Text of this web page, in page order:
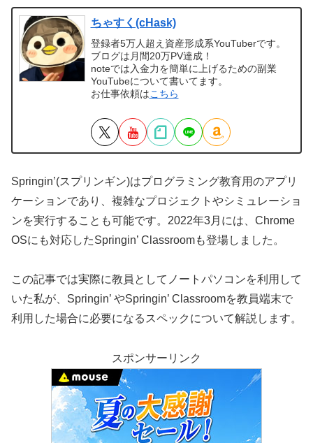
ちゃすく(cHask)
登録者5万人超え資産形成系YouTuberです。
ブログは月間20万PV達成！
noteでは入金力を簡単に上げるための副業
YouTubeについて書いてます。
お仕事依頼はこちら
Springin’(スプリンギン)はプログラミング教育用のアプリ
ケーションであり、複雑なプロジェクトやシミュレーショ
ンを実行することも可能です。2022年3月には、Chrome
OSにも対応したSpringin’ Classroomも登場しました。
この記事では実際に教員としてノートパソコンを利用して
いた私が、Springin’ やSpringin’ Classroomを教員端末で
利用した場合に必要になるスペックについて解説します。
スポンサーリンク